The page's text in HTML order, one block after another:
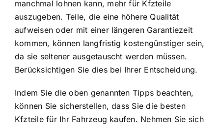
manchmal lohnen kann, mehr für Kfzteile
auszugeben. Teile, die eine höhere Qualität
aufweisen oder mit einer längeren Garantiezeit
kommen, können langfristig kostengünstiger sein,
da sie seltener ausgetauscht werden müssen.
Berücksichtigen Sie dies bei Ihrer Entscheidung.
Indem Sie die oben genannten Tipps beachten,
können Sie sicherstellen, dass Sie die besten
Kfzteile für Ihr Fahrzeug kaufen. Nehmen Sie sich